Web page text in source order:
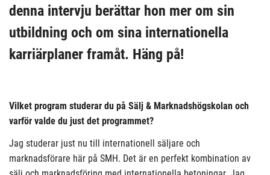
denna intervju berättar hon mer om sin
utbildning och om sina internationella
karriärplaner framåt. Häng på!
Vilket program studerar du på Sälj & Marknadshögskolan och
varför valde du just det programmet?
Jag studerar just nu till internationell säljare och
marknadsförare här på SMH. Det är en perfekt kombination av